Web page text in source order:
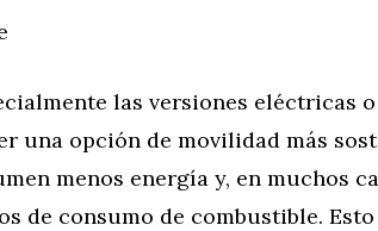
las versiones eléctricas
una opción de movilidad más
menos energía y, en muchos
de consumo de combustible.